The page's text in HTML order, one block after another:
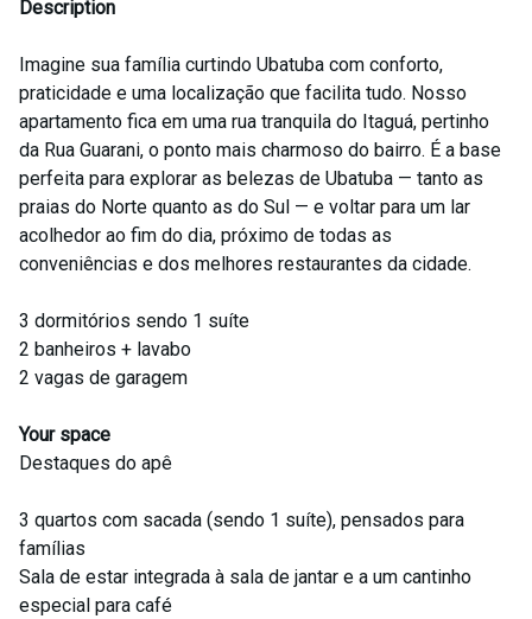
Description
Imagine sua família curtindo Ubatuba com conforto,
praticidade e uma localização que facilita tudo. Nosso
apartamento fica em uma rua tranquila do Itaguá, pertinho
da Rua Guarani, o ponto mais charmoso do bairro. É a base
perfeita para explorar as belezas de Ubatuba — tanto as
praias do Norte quanto as do Sul — e voltar para um lar
acolhedor ao fim do dia, próximo de todas as
conveniências e dos melhores restaurantes da cidade.
3 dormitórios sendo 1 suíte
2 banheiros + lavabo
2 vagas de garagem
Your space
Destaques do apê
3 quartos com sacada (sendo 1 suíte), pensados para
famílias
Sala de estar integrada à sala de jantar e a um cantinho
especial para café